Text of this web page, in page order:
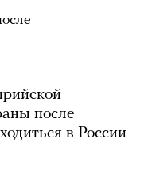
после
в России